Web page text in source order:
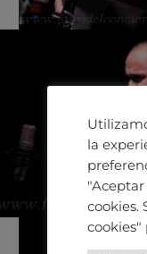
la
"Aceptar
cookies.
cookies"